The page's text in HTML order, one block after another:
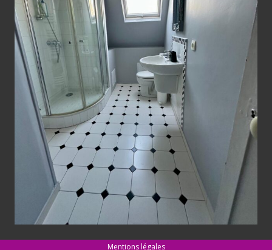
Mentions légales